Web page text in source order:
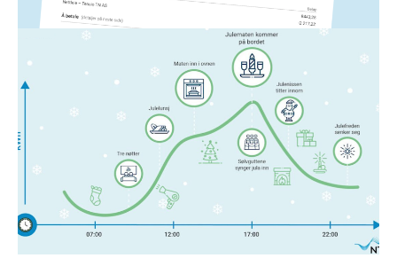
Les mer
Denne timen bruker vi mest strøm
Kan du gjette hvilken time i året vi nordmenn bruker
mest strøm?